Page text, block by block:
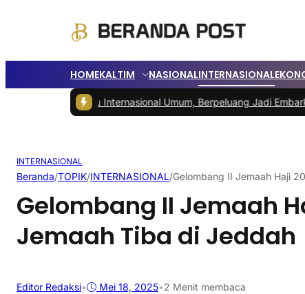
HOMEKALTIM NASIONALINTERNASIONAL
Internasional Umum, Berpeluang Jadi Embarkasi Haji|
INTERNASIONAL
Beranda/TOPIK/INTERNASIONAL/Gelombang II Jemaah Haji
Gelombang II Jemaah
Jemaah Tiba di Jeddah
Editor Redaksi• Mei 18, 2025•2 Menit membaca